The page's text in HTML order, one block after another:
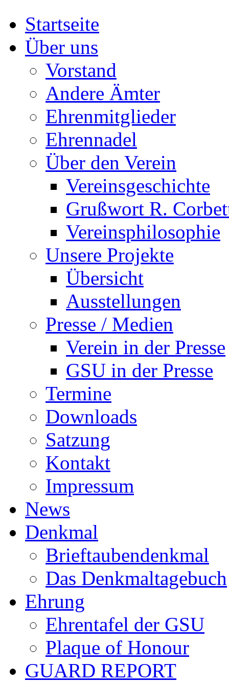
Startseite
Über uns
Vorstand
Andere Ämter
Ehrenmitglieder
Ehrennadel
Über den Verein
Vereinsgeschichte
Grußwort R.
Vereinsphilosophie
Unsere Projekte
Übersicht
Ausstellungen
Presse / Medien
Verein in der Presse
GSU in der Presse
Termine
Downloads
Satzung
Kontakt
Impressum
News
Denkmal
Brieftaubendenkmal
Das Denkmaltagebuch
Ehrung
Ehrentafel der GSU
Plaque of Honour
GUARD REPORT